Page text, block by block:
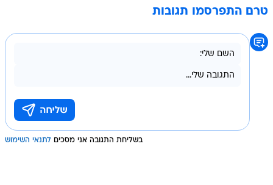
טרם התפרסמו תגובות
בשליחת התגובה אני מסכים לתנאי השימוש